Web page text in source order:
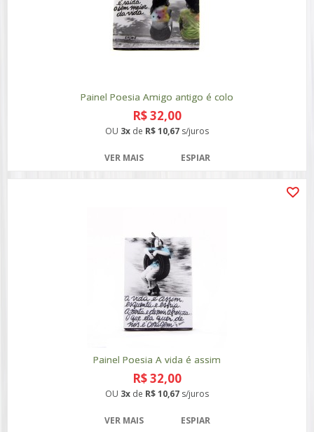
Painel Poesia Amigo antigo é colo
R$ 32,00
OU 3x de R$ 10,67 s/juros
VER MAIS ESPIAR
Painel Poesia A vida é assim
R$ 32,00
OU 3x de R$ 10,67 s/juros
VER MAIS ESPIAR